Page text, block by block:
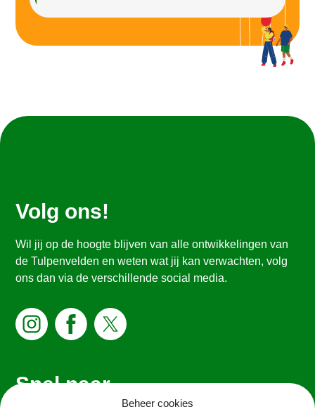
Beheer cookies
Volg ons!
Wil jij op de hoogte blijven van alle ontwikkelingen van
de Tulpenvelden en weten wat jij kan verwachten, volg
ons dan via de verschillende social media.
Snel naar